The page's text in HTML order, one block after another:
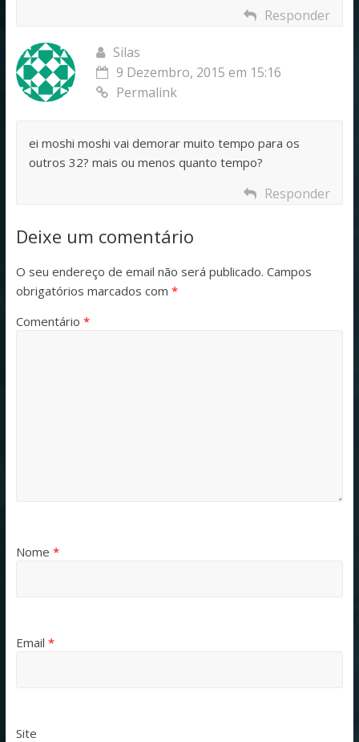
Responder
Silas
9 Dezembro, 2015 em 15:16
Permalink
ei moshi moshi vai demorar muito tempo para os
outros 32? mais ou menos quanto tempo?
Responder
Deixe um comentário
O seu endereço de email não será publicado. Campos
obrigatórios marcados com *
Comentário *
Nome *
Email *
Site